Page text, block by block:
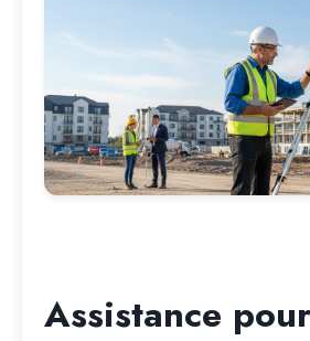
Assistance